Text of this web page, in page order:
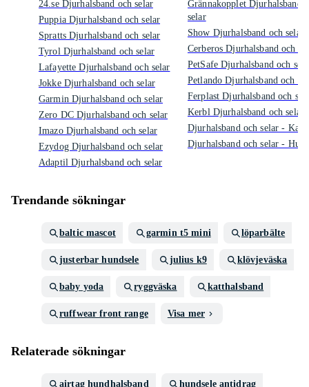
24.se Djurhalsband och selar
Puppia Djurhalsband och selar
Spratts Djurhalsband och selar
Tyrol Djurhalsband och selar
Lafayette Djurhalsband och selar
Jokke Djurhalsband och selar
Garmin Djurhalsband och selar
Zero DC Djurhalsband och selar
Imazo Djurhalsband och selar
Ezydog Djurhalsband och selar
Adaptil Djurhalsband och selar
Grännakopplet Djurhalsband
selar
Show Djurhalsband och selar
Cerberos Djurhalsband och
PetSafe Djurhalsband och
Petlando Djurhalsband och
Ferplast Djurhalsband och
Kerbl Djurhalsband och selar
Djurhalsband och selar -
Djurhalsband och selar -
Trendande sökningar
baltic mascot garmin t5 mini löparbälte
justerbar hundsele julius k9 klövjeväska
baby yoda ryggväska katthalsband
ruffwear front range Visa mer
Relaterade sökningar
airtag hundhalsband hundsele antidrag